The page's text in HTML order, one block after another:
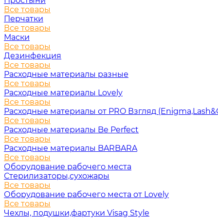
Все товары
Перчатки
Все товары
Маски
Все товары
Дезинфекция
Все товары
Расходные материалы разные
Все товары
Расходные материалы Lovely
Все товары
Расходные материалы от PRO Взгляд
Все товары
Расходные материалы Be Perfect
Все товары
Расходные материалы BARBARA
Все товары
Оборудование рабочего места
Стерилизаторы,сухожары
Все товары
Оборудование рабочего места от Lovely
Все товары
Чехлы, подушки,фартуки Visag Style